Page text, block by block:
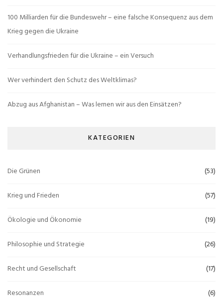
100 Milliarden für die Bundeswehr – eine falsche Konsequenz aus dem
Krieg gegen die Ukraine
Verhandlungsfrieden für die Ukraine – ein Versuch
Wer verhindert den Schutz des Weltklimas?
Abzug aus Afghanistan – Was lernen wir aus den Einsätzen?
KATEGORIEN
Die Grünen (53)
Krieg und Frieden (57)
Ökologie und Ökonomie (19)
Philosophie und Strategie (26)
Recht und Gesellschaft (17)
Resonanzen (6)